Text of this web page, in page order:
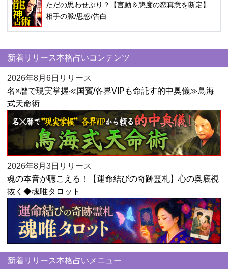
ただの思わせぶり？【言動＆態度の恋真意を断定】
相手の脈/思惑/告白
新着リリース本格占いコンテンツ
2026年8月6日リリース
名×暦で現実掌握≪国賓/各界VIPも命託す的中奥儀≫鳥海
式天命術
2026年8月3日リリース
魂の本音が聴こえる！【運命結びの奇跡霊札】心の奥底視
抜く◆魂唯タロット
新着リリース本格占いメニュー